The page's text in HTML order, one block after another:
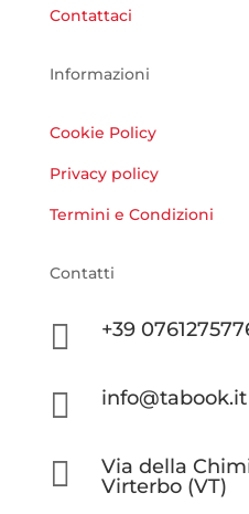
Contattaci
Informazioni
Cookie Policy
Privacy policy
Termini e Condizioni
Contatti
 +39
 info@tabook.it

Via della
Virterbo (VT)